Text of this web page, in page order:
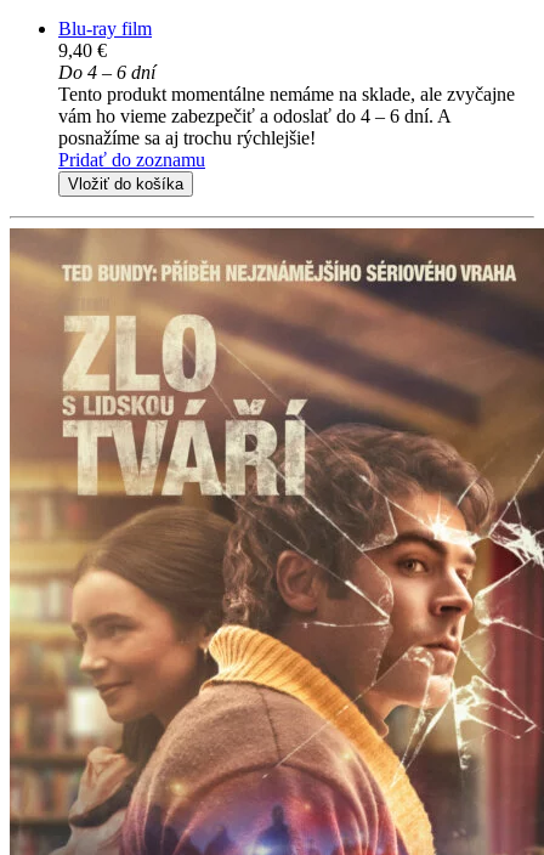
Blu-ray film
9,40 €
Do 4 – 6 dní
Tento produkt momentálne nemáme na sklade, ale zvyčajne
vám ho vieme zabezpečiť a odoslať do 4 – 6 dní. A
posnažíme sa aj trochu rýchlejšie!
Pridať do zoznamu
Vložiť do košíka